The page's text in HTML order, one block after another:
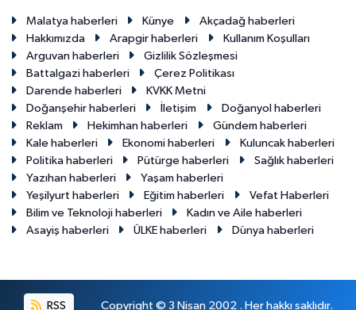
Malatya haberleri Künye
Akçadağ haberleri
Hakkımızda
Arapgir haberleri
Kullanım Koşulları
Arguvan haberleri
Gizlilik Sözleşmesi
Battalgazi haberleri
Çerez Politikası
Darende haberleri
KVKK Metni
Doğanşehir haberleri
İletişim
Doğanyol haberleri
Reklam
Hekimhan haberleri
Gündem haberleri
Kale haberleri
Ekonomi haberleri
Kuluncak haberleri
Politika haberleri
Pütürge haberleri
Sağlık haberleri
Yazıhan haberleri
Yaşam haberleri
Yeşilyurt haberleri
Eğitim haberleri
Vefat Haberleri
Bilim ve Teknoloji haberleri
Kadın ve Aile haberleri
Asayiş haberleri
ÜLKE haberleri Dünya haberleri
RSS Copyright © 3 Nisan 2002 . Her hakkı saklıdır.